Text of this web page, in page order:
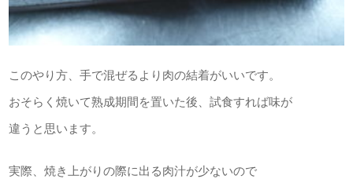
このやり方、手で混ぜるより肉の結着がいいです。
おそらく焼いて熟成期間を置いた後、試食すれば味が
違うと思います。
実際、焼き上がりの際に出る肉汁が少ないので